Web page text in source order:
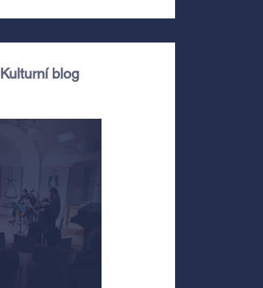
Kulturní blog